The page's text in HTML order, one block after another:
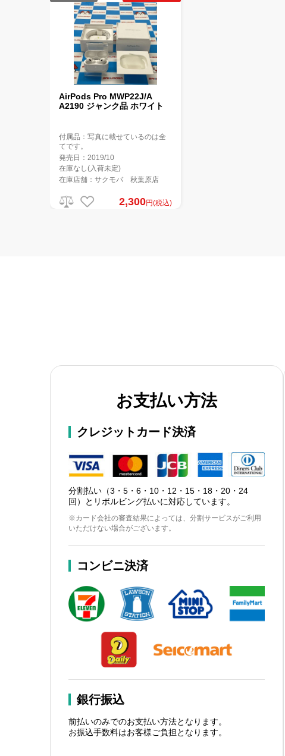
AirPods Pro MWP22J/A
A2190 ジャンク品 ホワイト
付属品：写真に載せているのは全
てです。
発売日：2019/10
在庫なし(入荷未定)
在庫店舗：サクモバ 秋葉原店
2,300円(税込)
お支払い方法
クレジットカード決済
分割払い（3・5・6・10・12・15・18・20・24
回）とリボルビング払いに対応しています。
※カード会社の審査結果によっては、分割サービスがご利用
いただけない場合がございます。
コンビニ決済
銀行振込
前払いのみでのお支払い方法となります。
お振込手数料はお客様ご負担となります。